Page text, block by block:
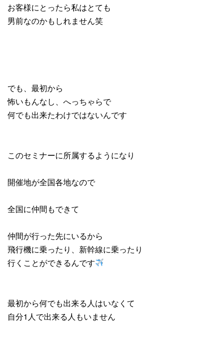
お客様にとったら私はとても
男前なのかもしれません笑
でも、最初から
怖いもんなし、へっちゃらで
何でも出来たわけではないんです
このセミナーに所属するようになり
開催地が全国各地なので
全国に仲間もできて
仲間が行った先にいるから
飛行機に乗ったり、新幹線に乗ったり
行くことができるんです
最初から何でも出来る人はいなくて
自分1人で出来る人もいません